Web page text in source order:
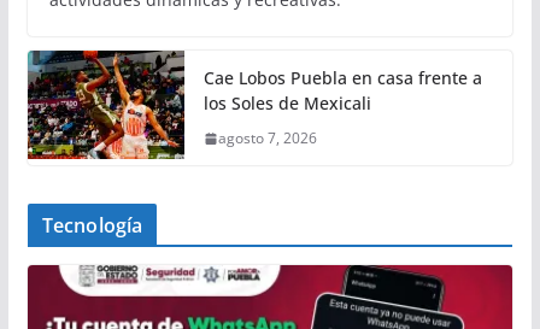
Cae Lobos Puebla en casa frente a
los Soles de Mexicali
agosto 7, 2026
Tecnología